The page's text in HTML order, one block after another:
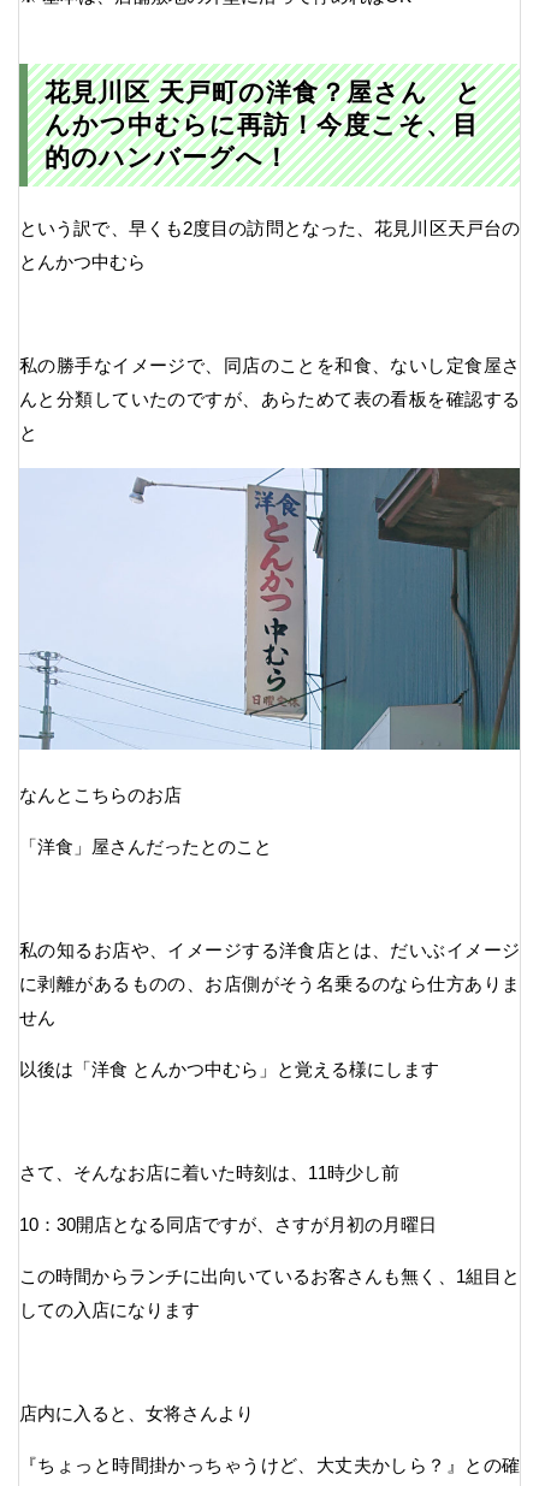
花見川区 天戸町の洋食？屋さん と
んかつ中むらに再訪！今度こそ、目
的のハンバーグへ！
という訳で、早くも2度目の訪問となった、花見川区天戸台の
とんかつ中むら
私の勝手なイメージで、同店のことを和食、ないし定食屋さ
んと分類していたのですが、あらためて表の看板を確認する
と
なんとこちらのお店
「洋食」屋さんだったとのこと
私の知るお店や、イメージする洋食店とは、だいぶイメージ
に剥離があるものの、お店側がそう名乗るのなら仕方ありま
せん
以後は「洋食 とんかつ中むら」と覚える様にします
さて、そんなお店に着いた時刻は、11時少し前
10：30開店となる同店ですが、さすが月初の月曜日
この時間からランチに出向いているお客さんも無く、1組目と
しての入店になります
店内に入ると、女将さんより
『ちょっと時間掛かっちゃうけど、大丈夫かしら？』との確